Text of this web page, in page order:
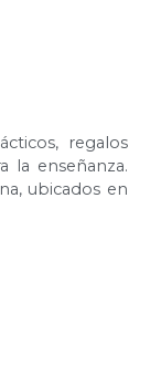
regalos
la enseñanza.
ubicados en